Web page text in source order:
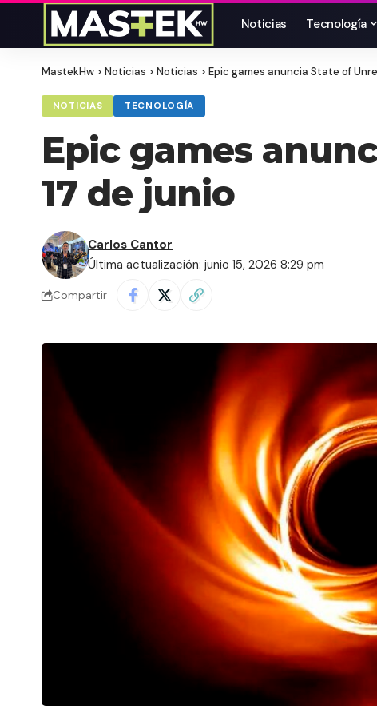
Noticias Tecnología
MastekHw > Noticias > Noticias > Epic games anuncia State of
NOTICIAS TECNOLOGÍA
Epic games
17 de junio
Última actualización: junio 15, 2026 8:29 pm
Carlos Cantor
Compartir